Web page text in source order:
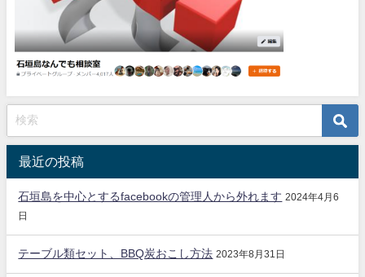
最近の投稿
石垣島を中心とするfacebookの管理人から外れます 2024年4月6
日
テーブル類セット、BBQ炭おこし方法 2023年8月31日